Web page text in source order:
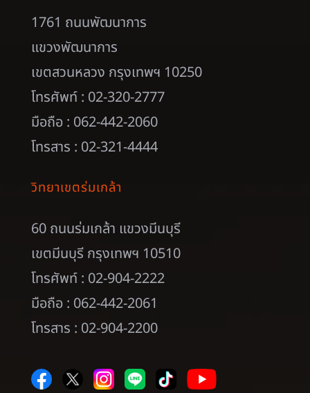
1761 ถนนพัฒนาการ
แขวงพัฒนาการ
เขตสวนหลวง กรุงเทพฯ 10250
โทรศัพท์ : 02-320-2777
มือถือ : 062-442-2060
โทรสาร : 02-321-4444
วิทยาเขตร่มเกล้า
60 ถนนร่มเกล้า แขวงมีนบุรี
เขตมีนบุรี กรุงเทพฯ 10510
โทรศัพท์ : 02-904-2222
มือถือ : 062-442-2061
โทรสาร : 02-904-2200